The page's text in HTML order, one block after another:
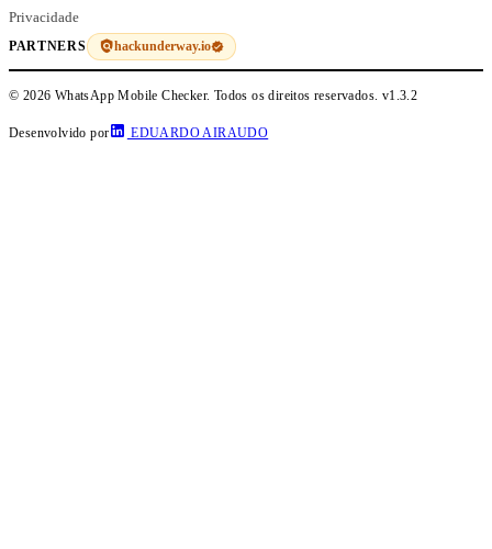
Privacidade
PARTNERS hackunderway.io
© 2026 WhatsApp Mobile Checker. Todos os direitos reservados. v1.3.2
Desenvolvido por EDUARDO AIRAUDO